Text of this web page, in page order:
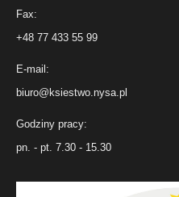
Fax:
+48 77 433 55 99
E-mail:
biuro@ksiestwo.nysa.pl
Godziny pracy:
pn. - pt. 7.30 - 15.30